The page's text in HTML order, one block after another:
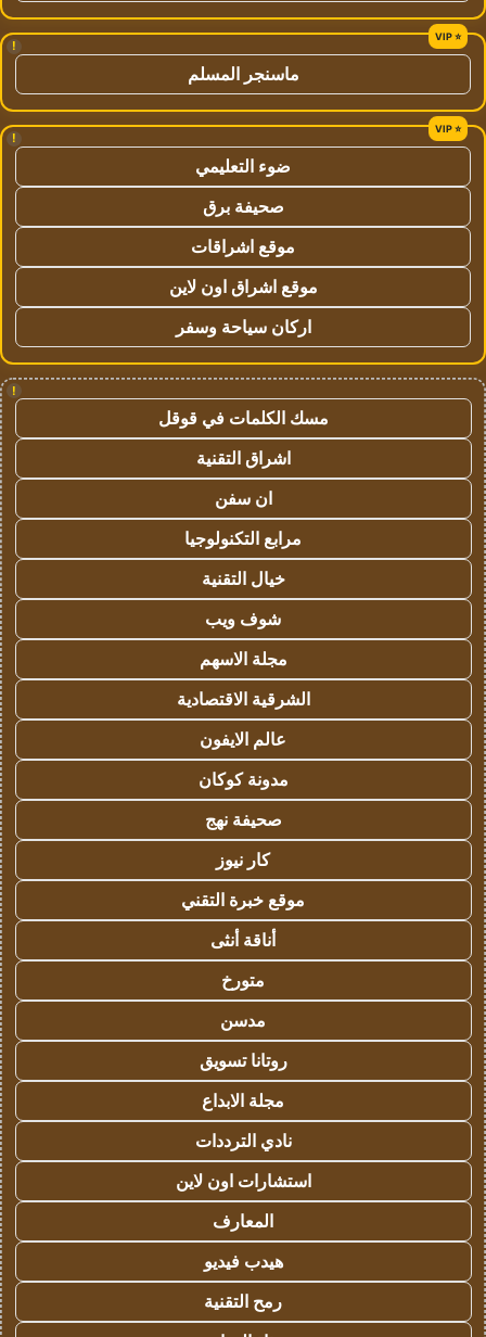
!
ماسنجر المسلم
!
ضوء التعليمي
صحيفة برق
موقع اشراقات
موقع اشراق اون لاين
اركان سياحة وسفر
!
مسك الكلمات في قوقل
اشراق التقنية
ان سفن
مرابع التكنولوجيا
خيال التقنية
شوف ويب
مجلة الاسهم
الشرقية الاقتصادية
عالم الايفون
مدونة كوكان
صحيفة نهج
كار نيوز
موقع خبرة التقني
أناقة أنثى
متورخ
مدسن
روتانا تسويق
مجلة الابداع
نادي الترددات
استشارات اون لاين
المعارف
هيدب فيديو
رمح التقنية